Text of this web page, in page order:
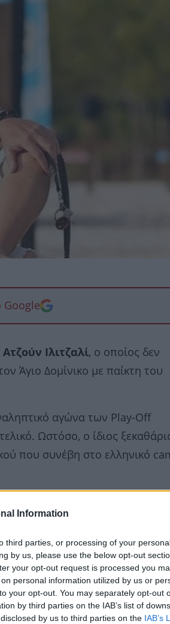
Information
third parties, or processing of your
by us, please use the below opt-out
your opt-out request is processed you
personal information utilized by us or
your opt-out. You may separately opt-out
by third parties on the IAB’s list of
by us to third parties on the IAB’s
Google
Ατζούν Ιλιτζαλί, ο οποίος δεν
Άγιο Δομίνικο με παίκτη του
αγώνα των Play-Off
Ωστόσο, ο ίδιος
που συνέβη στο ελληνικό